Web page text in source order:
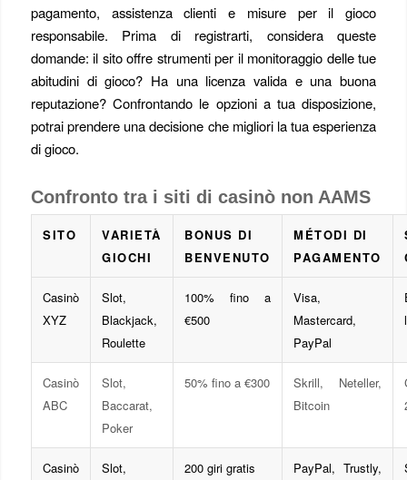
pagamento, assistenza clienti e misure per il gioco
responsabile. Prima di registrarti, considera queste
domande: il sito offre strumenti per il monitoraggio delle tue
abitudini di gioco? Ha una licenza valida e una buona
reputazione? Confrontando le opzioni a tua disposizione,
potrai prendere una decisione che migliori la tua esperienza
di gioco.
Confronto tra i siti di casinò non AAMS
SITO
VARIETÀ
GIOCHI
BONUS DI
BENVENUTO
MÉTODI DI
PAGAMENTO
Casinò
XYZ
Slot,
Blackjack,
Roulette
100% fino a
€500
Visa,
Mastercard,
PayPal
Casinò
ABC
Slot,
Baccarat,
Poker
50% fino a €300
Skrill, Neteller,
Bitcoin
Casinò
Slot,
200 giri gratis
PayPal, Trustly,